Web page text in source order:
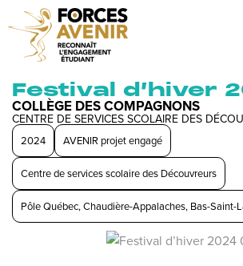
Festival d’hiver
COLLÈGE DES COMPAGNONS
CENTRE DE SERVICES SCOLAIRE DES
2024 AVENIR projet engagé
Centre de services scolaire des Découvreurs
Pôle Québec, Chaudière-Appalaches, Bas-Saint-